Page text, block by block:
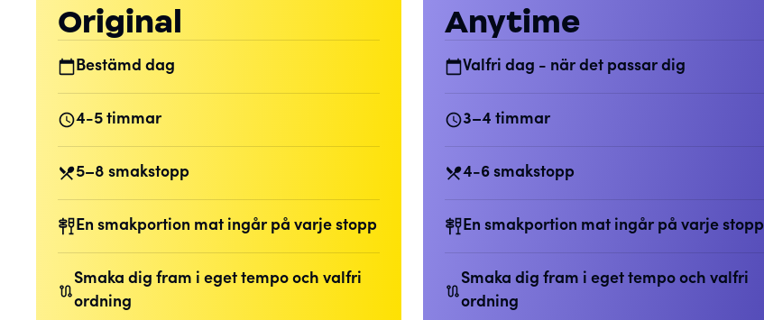
Original
Bestämd dag
4-5 timmar
5–8 smakstopp
En smakportion mat ingår på varje stopp
Smaka dig fram i eget tempo och valfri
ordning
Anytime
Valfri dag - när det passar dig
3–4 timmar
4-6 smakstopp
En smakportion mat ingår på varje stopp
Smaka dig fram i eget tempo och valfri
ordning